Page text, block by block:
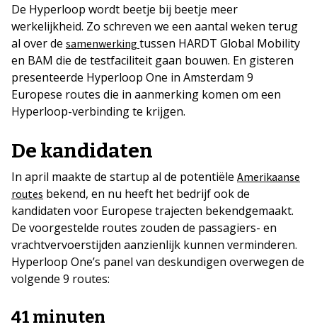
De Hyperloop wordt beetje bij beetje meer
werkelijkheid. Zo schreven we een aantal weken terug
al over de samenwerking tussen HARDT Global Mobility
en BAM die de testfaciliteit gaan bouwen. En gisteren
presenteerde Hyperloop One in Amsterdam 9
Europese routes die in aanmerking komen om een
Hyperloop-verbinding te krijgen.
De kandidaten
In april maakte de startup al de potentiële Amerikaanse
routes bekend, en nu heeft het bedrijf ook de
kandidaten voor Europese trajecten bekendgemaakt.
De voorgestelde routes zouden de passagiers- en
vrachtvervoerstijden aanzienlijk kunnen verminderen.
Hyperloop One’s panel van deskundigen overwegen de
volgende 9 routes:
41 minuten